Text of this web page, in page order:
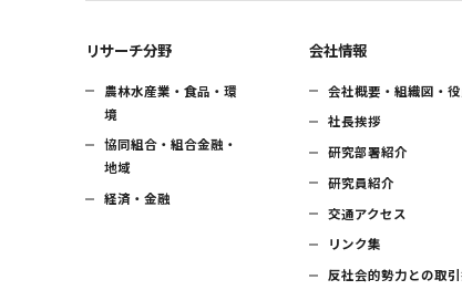
リサーチ分野
農林水産業・食品・環
境
協同組合・組合金融・
地域
経済・金融
会社情報
会社概要・組織図・役
社長挨拶
研究部署紹介
研究員紹介
交通アクセス
リンク集
反社会的勢力との取